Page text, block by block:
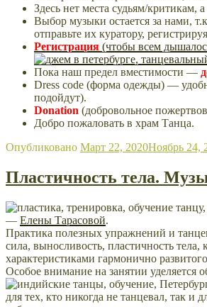
Здесь нет места судьям/критикам,
Выбор музыки остается за нами,
отправьте их куратору,
Регистрация (чтобы всем
Пока наш предел вместимости —
Dress code (форма одежды) —
подойдут).
Donation (добровольное
Добро пожаловать в храм Танца.
Опубликовано Март 22, 2020Ноябрь 24,
Пластичность тела.
— Елены Тарасовой.
Практика полезных упражнений и
сила, выносливость, пластичность тела,
характеристиками гармонично
Особое внимание на занятии уделяется
для тех, кто никогда не танцевал, так и